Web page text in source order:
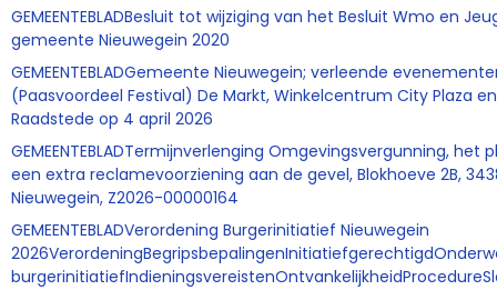
GEMEENTEBLADBesluit tot wijziging van het Besluit Wmo en
gemeente Nieuwegein 2020
GEMEENTEBLADGemeente Nieuwegein; verleende
(Paasvoordeel Festival) De Markt, Winkelcentrum City Plaza
Raadstede op 4 april 2026
GEMEENTEBLADTermijnverlenging Omgevingsvergunning, het
een extra reclamevoorziening aan de gevel, Blokhoeve 2B,
Nieuwegein, Z2026-00000164
GEMEENTEBLADVerordening Burgerinitiatief Nieuwegein